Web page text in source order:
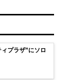
プラザ”にソロ